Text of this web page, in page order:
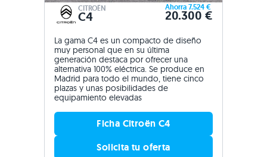
CITROËN
C4
Ahorra 7.524 €
20.300 €
La gama C4 es un compacto de diseño
muy personal que en su última
generación destaca por ofrecer una
alternativa 100% eléctrica. Se produce en
Madrid para todo el mundo, tiene cinco
plazas y unas posibilidades de
equipamiento elevadas
Ficha Citroën C4
Solicita tu oferta